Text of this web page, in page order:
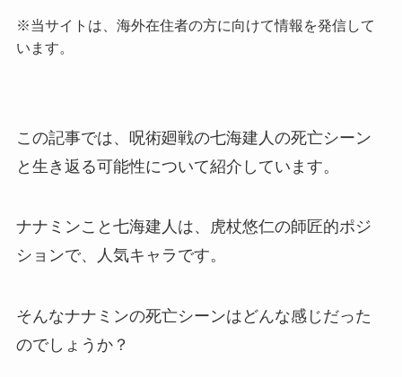
※当サイトは、海外在住者の方に向けて情報を発信して
います。
この記事では、呪術廻戦の七海建人の死亡シーン
と生き返る可能性について紹介しています。
ナナミンこと七海建人は、虎杖悠仁の師匠的ポジ
ションで、人気キャラです。
そんなナナミンの死亡シーンはどんな感じだった
のでしょうか？